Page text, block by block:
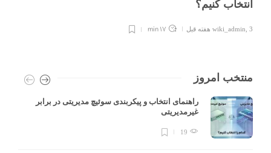
انتخاب کنیم؟
wiki_admin 3 هفته قبل 17 min
منتخب امروز
راهنمای انتخاب و پیکربندی سوئیچ مدیریتی در برابر
غیرمدیریتی
19